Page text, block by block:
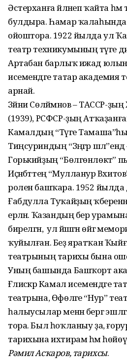
Әстерханға әйләнеп ҡайта
булдыра. Һамар
ойоштора. 1922 йылда ул
театр техникумының тәүге
Артабан барлыҡ ижад юлын
исемендәге татар академия
арнай.
Зәйни Сөләймәнов – ТАССР-
(1939), РСФСР-ҙың
Камалдың “Тәүге
Тиңсуриндың “Зәңгәр
Горькийҙың “Бөлгөнлөктә”
Иҫәнбәттең “Мулланур
ролен башҡара. 1952 йылда
Ғабдулла Туҡайҙың
ерләнә. Ҡазандың бер
бирелгән, ә ул йәшәгән өйгә
ҡуйылған. Беҙ яратҡан
театрының тарихы бына
Уның башында Башҡорт
Ғәлиәскәр Камал исемендәге
театрына, Өфөләге “Нур”
һалыусылар менән бергә
тора. Был һоҡланыу ҙа,
тарихына ихтирам һәм һөйөү
Рәмил Асҡаров, тарихсы.